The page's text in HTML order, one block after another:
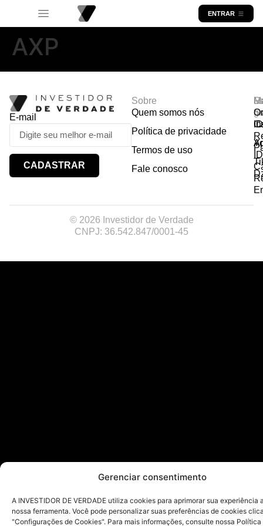
Gerenciar consentimento
A INVESTIDOR DE VERDADE utiliza cookies para aprimorar sua experiência
nossa ferramenta. Você pode personalizar suas preferências de cookies
"Configurações de Cookies". Para mais informações, consulte nossa Política
ENTRAR
AXP
E-mail
CADASTRAR
Sobre
Quem somos nós
Política de privacidade
Termos de uso
Fale conosco
© 2026 Investidor de Verdade
CNPJ: 36.542.847/0001-45